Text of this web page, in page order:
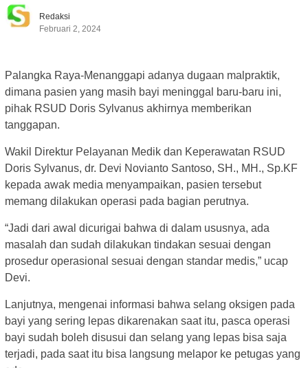
Redaksi
Februari 2, 2024
Palangka Raya-Menanggapi adanya dugaan malpraktik,
dimana pasien yang masih bayi meninggal baru-baru ini,
pihak RSUD Doris Sylvanus akhirnya memberikan
tanggapan.
Wakil Direktur Pelayanan Medik dan Keperawatan RSUD
Doris Sylvanus, dr. Devi Novianto Santoso, SH., MH., Sp.KF
kepada awak media menyampaikan, pasien tersebut
memang dilakukan operasi pada bagian perutnya.
“Jadi dari awal dicurigai bahwa di dalam ususnya, ada
masalah dan sudah dilakukan tindakan sesuai dengan
prosedur operasional sesuai dengan standar medis,” ucap
Devi.
Lanjutnya, mengenai informasi bahwa selang oksigen pada
bayi yang sering lepas dikarenakan saat itu, pasca operasi
bayi sudah boleh disusui dan selang yang lepas bisa saja
terjadi, pada saat itu bisa langsung melapor ke petugas yang